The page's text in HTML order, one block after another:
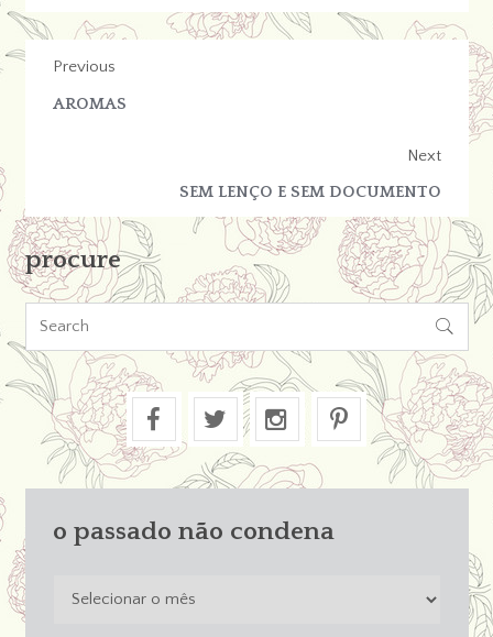
Previous
AROMAS
Next
SEM LENÇO E SEM DOCUMENTO
procure

o passado não condena